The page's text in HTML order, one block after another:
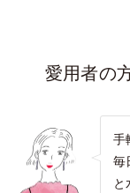
愛用者の
手
毎